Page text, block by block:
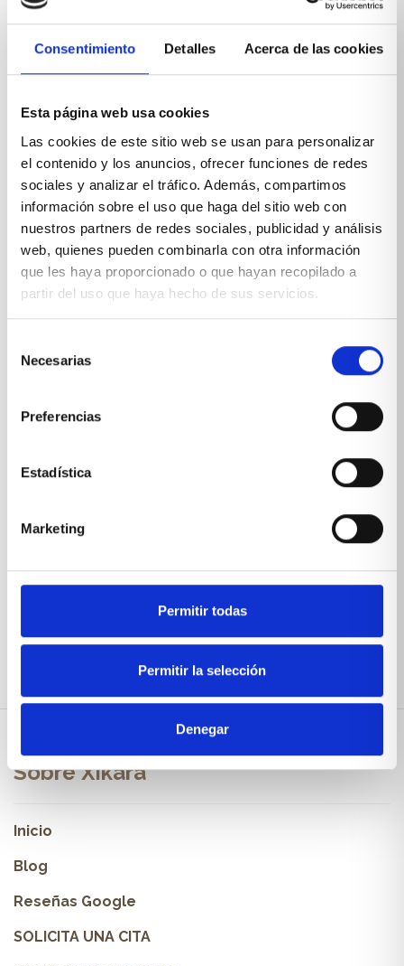
Consentimiento Detalles Acerca de las cookies
Esta página web usa cookies
Las cookies de este sitio web se usan para personalizar
el contenido y los anuncios, ofrecer funciones de redes
sociales y analizar el tráfico. Además, compartimos
información sobre el uso que haga del sitio web con
nuestros partners de redes sociales, publicidad y análisis
web, quienes pueden combinarla con otra información
que les haya proporcionado o que hayan recopilado a
partir del uso que haya hecho de sus servicios.
Necesarias
Preferencias
Estadística
Marketing
Permitir todas
Permitir la selección
Denegar
¿Quieres estar al día de todas las
novedades?
No te pierdas nuestra newsletter en
NOMBRE
E-MAIL
política de privacidad
Sobre Xíkara
Inicio
Blog
Reseñas Google
SOLICITA UNA CITA